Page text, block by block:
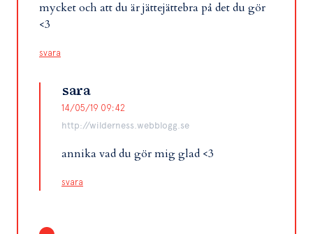
mycket och att du är jättejättebra på det du gör
<3
svara
sara
14/05/19 09:42
http://wilderness.webblogg.se
annika vad du gör mig glad <3
svara